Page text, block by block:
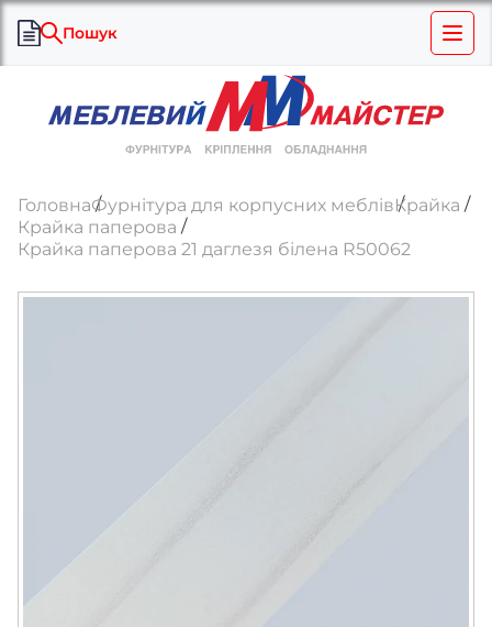
Пошук
ГоловнаФурнітура для корпусних меблівКрайка
Крайка паперова
Крайка паперова 21 даглезя білена R50062